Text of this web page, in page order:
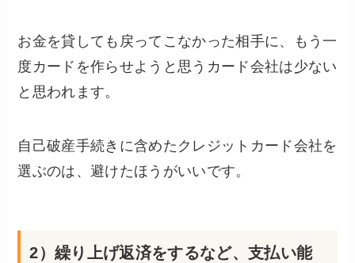
お金を貸しても戻ってこなかった相手に、もう一
度カードを作らせようと思うカード会社は少ない
と思われます。
自己破産手続きに含めたクレジットカード会社を
選ぶのは、避けたほうがいいです。
2）繰り上げ返済をするなど、支払い能